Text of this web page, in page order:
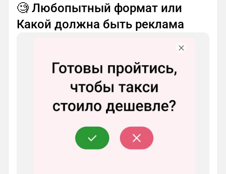
🧐 Любопытный формат или
Какой должна быть реклама